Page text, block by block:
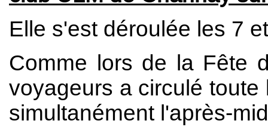
Elle s'est déroulée les 7
Comme lors de la Fête
voyageurs a circulé
simultanément l'après-